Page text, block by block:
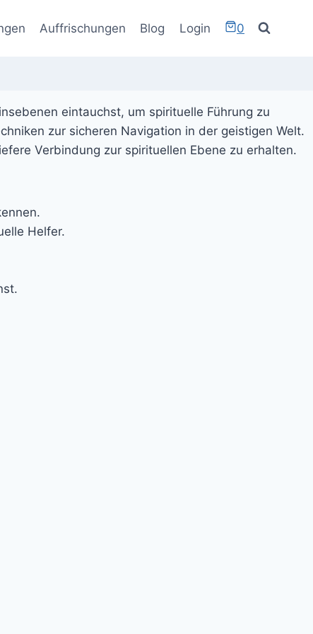
Auffrischungen Blog Login 0
eintauchst, um spirituelle Führung zu
zur sicheren Navigation in der geistigen Welt.
Verbindung zur spirituellen Ebene zu erhalten.
Helfer.